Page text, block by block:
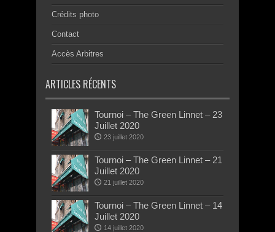
Crédits photo
Contact
Accès Arbitres
ARTICLES RÉCENTS
Tournoi – The Green Linnet – 23
Juillet 2020
23 juillet 2020
Tournoi – The Green Linnet – 21
Juillet 2020
21 juillet 2020
Tournoi – The Green Linnet – 14
Juillet 2020
14 juillet 2020